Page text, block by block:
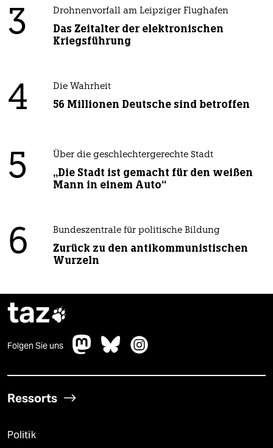
3 Drohnenvorfall am Leipziger Flughafen
Das Zeitalter der elektronischen
Kriegsführung
4 Die Wahrheit
56 Millionen Deutsche sind betroffen
5 Über die geschlechtergerechte Stadt
„Die Stadt ist gemacht für den weißen
Mann in einem Auto“
6 Bundeszentrale für politische Bildung
Zurück zu den antikommunistischen
Wurzeln
taz
Folgen Sie uns
Ressorts
Politik